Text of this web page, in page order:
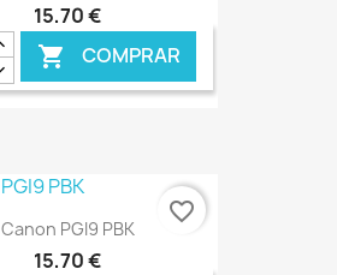
15,70 €
 COMPRAR
€ ONLINE
Canon PGI9 PBK
15,70 €
favorite_border